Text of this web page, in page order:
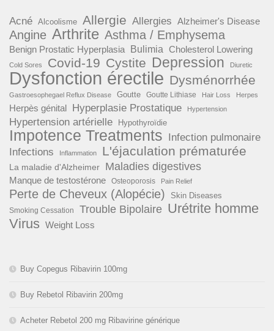
Acné Alcoolisme Allergie Allergies Alzheimer's Disease
Angine Arthrite Asthma / Emphysema
Benign Prostatic Hyperplasia Bulimia Cholesterol Lowering
Cold Sores Covid-19 Cystite Depression Diuretic
Dysfonction érectile Dysménorrhée
Gastroesophegael Reflux Disease Goutte Goutte Lithiase Hair Loss Herpes
Herpès génital Hyperplasie Prostatique Hypertension
Hypertension artérielle Hypothyroïdie
Impotence Treatments Infection pulmonaire
Infections
Inflammation L'éjaculation prématurée
La maladie d'Alzheimer Maladies digestives
Manque de testostérone Osteoporosis Pain Relief
Perte de Cheveux (Alopécie) Skin Diseases
Smoking Cessation Trouble Bipolaire Urétrite homme
Virus Weight Loss
Buy Copegus Ribavirin 100mg
Buy Rebetol Ribavirin 200mg
Acheter Rebetol 200 mg Ribavirine générique